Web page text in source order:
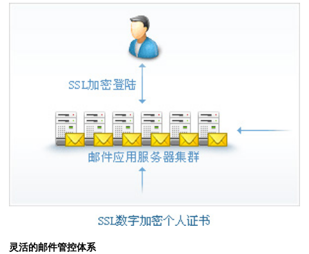
灵活的邮件管控体系